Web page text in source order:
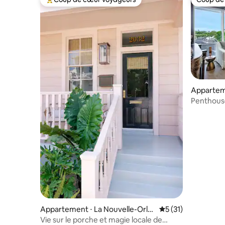
Coups de cœur voyageurs les plus appréciés
Appartement ⋅ La Nouvelle-Orlé
ans
Évaluation
5 (31)
Vie sur le porche et magie locale de
Coup
Orléans